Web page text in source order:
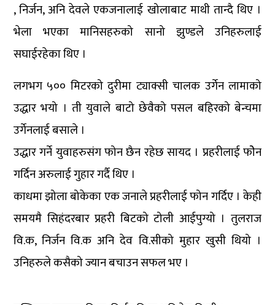
, निर्जन, अनि देवले एकजनालाई खोलाबाट माथी तान्दै थिए ।
भेला भएका मानिसहरुको सानो झुण्डले उनिहरुलाई
सघाईरहेका थिए ।
लगभग ५०० मिटरको दुरीमा ट्याक्सी चालक उर्गेन लामाको
उद्धार भयो । ती युवाले बाटो छेवैको पसल बहिरको बेन्चमा
उर्गेनलाई बसाले ।
उद्धार गर्ने युवाहरुसंग फोन छैन रहेछ सायद । प्रहरीलाई फोेन
गर्दिन अरुलाई गुहार गर्दै थिए ।
काधमा झोला बोकेका एक जनाले प्रहरीलाई फोन गर्दिए । केही
समयमै सिहंदरबार प्रहरी बिटको टोली आईपुग्यो । तुलराज
वि.क, निर्जन वि.क अनि देव वि.सीको मुहार खुसी थियो ।
उनिहरुले कसैको ज्यान बचाउन सफल भए ।